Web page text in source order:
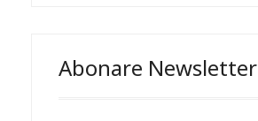
Abonare Newsletter